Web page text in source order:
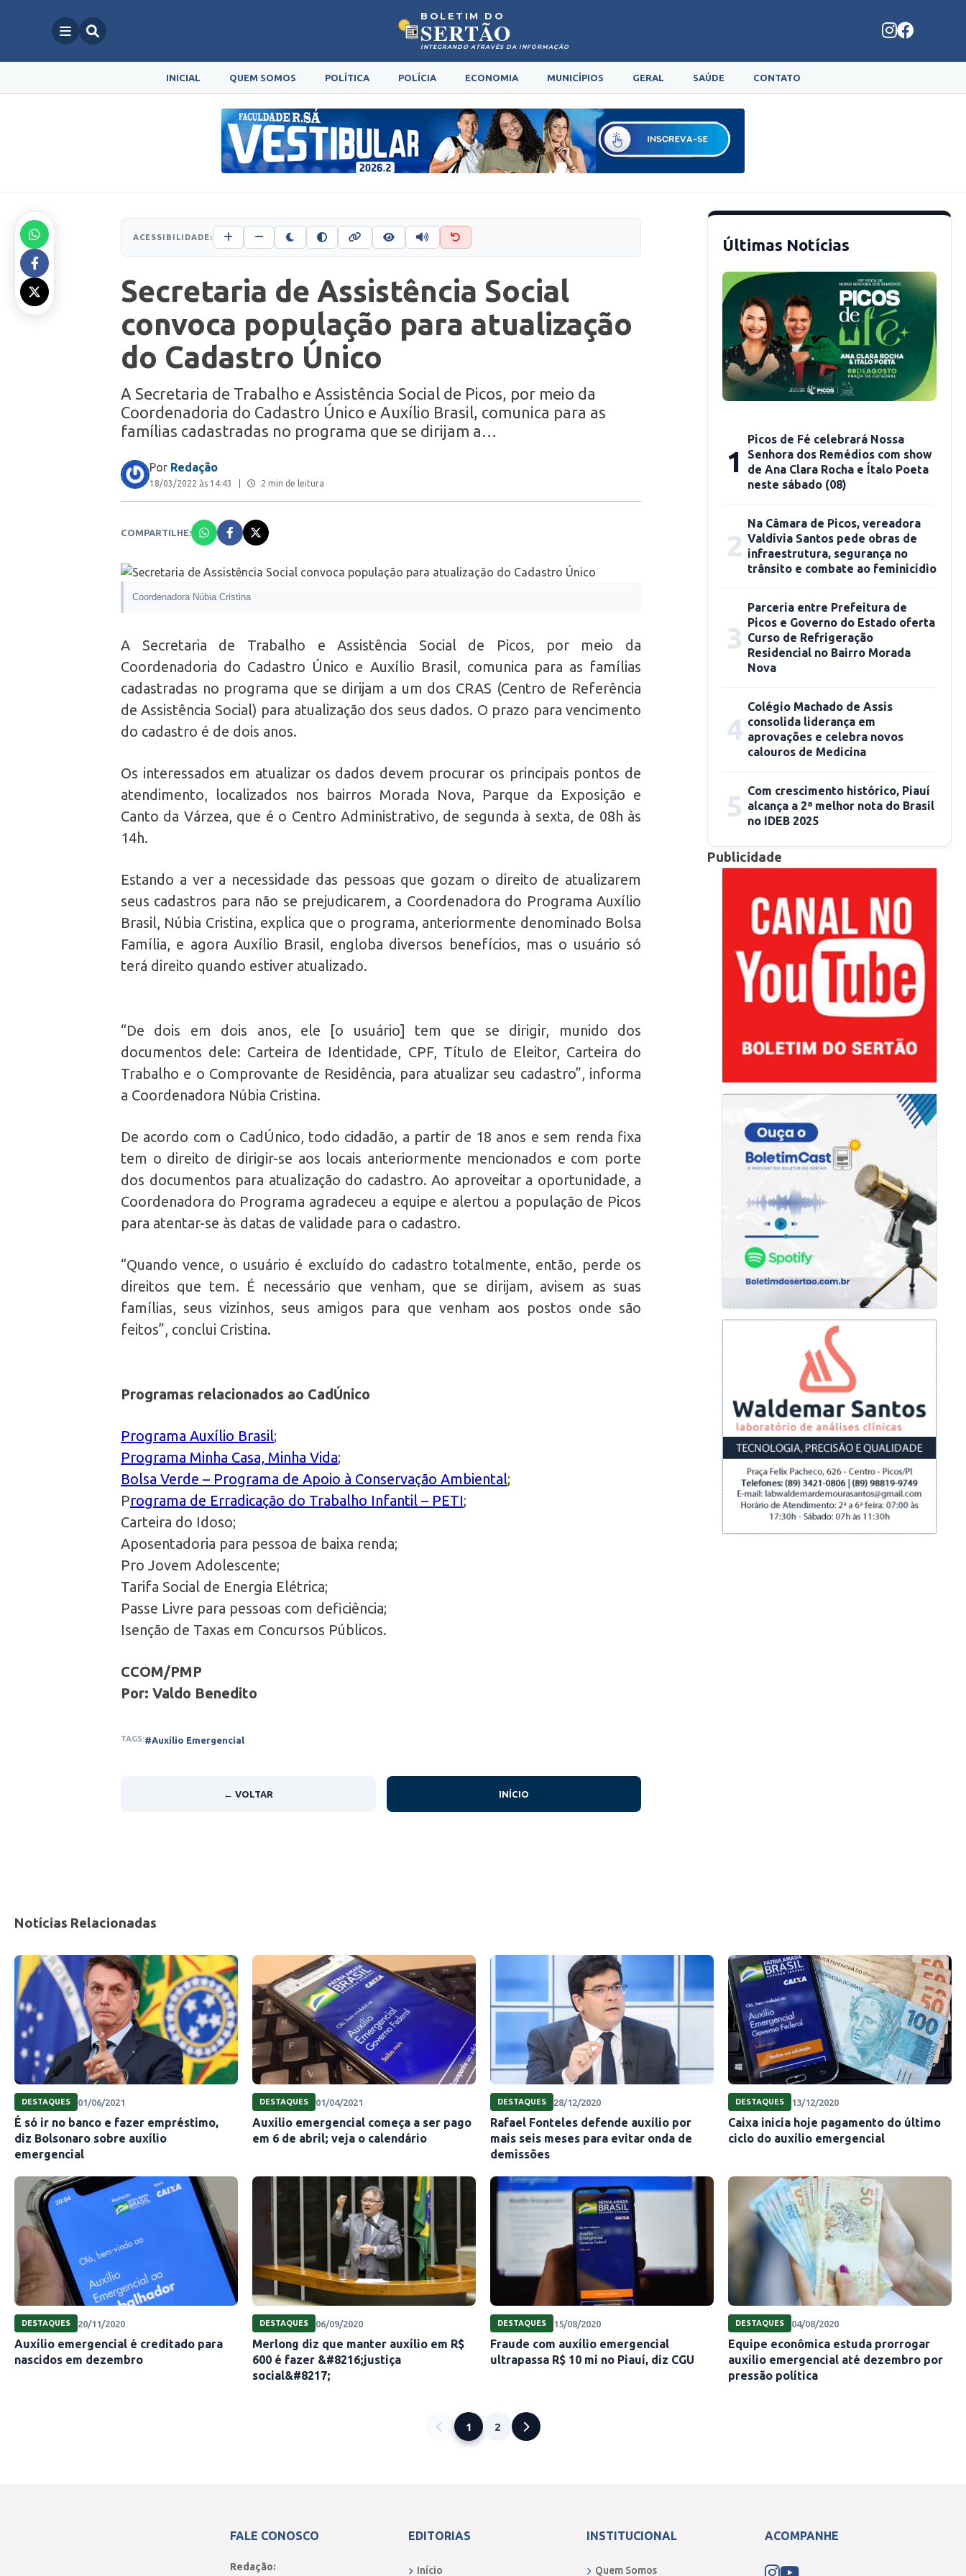
BOLETIM DO
SERTÃO
INTEGRANDO ATRAVÉS DA INFORMAÇÃO
INICIAL QUEM SOMOS POLÍTICA POLÍCIA ECONOMIA MUNICÍPIOS GERAL SAÚDE CONTATO
ACESSIBILIDADE:
Secretaria de Assistência Social
convoca população para atualização
do Cadastro Único
A Secretaria de Trabalho e Assistência Social de Picos, por meio da
Coordenadoria do Cadastro Único e Auxílio Brasil, comunica para as
famílias cadastradas no programa que se dirijam a…
Por Redação
18/03/2022 às 14:43 2 min de leitura
COMPARTILHE:
Coordenadora Núbia Cristina
A Secretaria de Trabalho e Assistência Social de Picos, por meio da
Coordenadoria do Cadastro Único e Auxílio Brasil, comunica para as famílias
cadastradas no programa que se dirijam a um dos CRAS (Centro de Referência
de Assistência Social) para atualização dos seus dados. O prazo para vencimento
do cadastro é de dois anos.
Os interessados em atualizar os dados devem procurar os principais pontos de
atendimento, localizados nos bairros Morada Nova, Parque da Exposição e
Canto da Várzea, que é o Centro Administrativo, de segunda à sexta, de 08h às
14h.
Estando a ver a necessidade das pessoas que gozam o direito de atualizarem
seus cadastros para não se prejudicarem, a Coordenadora do Programa Auxílio
Brasil, Núbia Cristina, explica que o programa, anteriormente denominado Bolsa
Família, e agora Auxílio Brasil, engloba diversos benefícios, mas o usuário só
terá direito quando estiver atualizado.
“De dois em dois anos, ele [o usuário] tem que se dirigir, munido dos
documentos dele: Carteira de Identidade, CPF, Título de Eleitor, Carteira do
Trabalho e o Comprovante de Residência, para atualizar seu cadastro”, informa
a Coordenadora Núbia Cristina.
De acordo com o CadÚnico, todo cidadão, a partir de 18 anos e sem renda fixa
tem o direito de dirigir-se aos locais anteriormente mencionados e com porte
dos documentos para atualização do cadastro. Ao aproveitar a oportunidade, a
Coordenadora do Programa agradeceu a equipe e alertou a população de Picos
para atentar-se às datas de validade para o cadastro.
“Quando vence, o usuário é excluído do cadastro totalmente, então, perde os
direitos que tem. É necessário que venham, que se dirijam, avisem as suas
famílias, seus vizinhos, seus amigos para que venham aos postos onde são
feitos”, conclui Cristina.
Programas relacionados ao CadÚnico
Programa Auxílio Brasil;
Programa Minha Casa, Minha Vida;
Bolsa Verde – Programa de Apoio à Conservação Ambiental;
Programa de Erradicação do Trabalho Infantil – PETI​;
Carteira do Idoso;
Aposentadoria para pessoa de baixa renda;
Pro Jovem Adolescente;
Tarifa Social de Energia Elétrica;
Passe Livre para pessoas com deficiência;
Isenção de Taxas em Concursos Públicos.
CCOM/PMP
Por: Valdo Benedito
TAGS:#Auxílio Emergencial
← VOLTAR INÍCIO
Últimas Notícias
1
Picos de Fé celebrará Nossa
Senhora dos Remédios com show
de Ana Clara Rocha e Ítalo Poeta
neste sábado (08)
2
Na Câmara de Picos, vereadora
Valdívia Santos pede obras de
infraestrutura, segurança no
trânsito e combate ao feminicídio
3
Parceria entre Prefeitura de
Picos e Governo do Estado oferta
Curso de Refrigeração
Residencial no Bairro Morada
Nova
4
Colégio Machado de Assis
consolida liderança em
aprovações e celebra novos
calouros de Medicina
5 Com crescimento histórico, Piauí
alcança a 2ª melhor nota do Brasil
no IDEB 2025
Publicidade
Notícias Relacionadas
DESTAQUES 01/06/2021
É só ir no banco e fazer empréstimo,
diz Bolsonaro sobre auxílio
emergencial
DESTAQUES 01/04/2021
Auxílio emergencial começa a ser pago
em 6 de abril; veja o calendário
DESTAQUES 28/12/2020
Rafael Fonteles defende auxílio por
mais seis meses para evitar onda de
demissões
DESTAQUES 13/12/2020
Caixa inicia hoje pagamento do último
ciclo do auxílio emergencial
DESTAQUES 20/11/2020
Auxílio emergencial é creditado para
nascidos em dezembro
DESTAQUES 06/09/2020
Merlong diz que manter auxílio em R$
600 é fazer &#8216;justiça
social&#8217;
DESTAQUES 15/08/2020
Fraude com auxílio emergencial
ultrapassa R$ 10 mi no Piauí, diz CGU
DESTAQUES 04/08/2020
Equipe econômica estuda prorrogar
auxílio emergencial até dezembro por
pressão política
1 2
FALE CONOSCO
Redação:
EDITORIAS
Início
INSTITUCIONAL
Quem Somos
ACOMPANHE